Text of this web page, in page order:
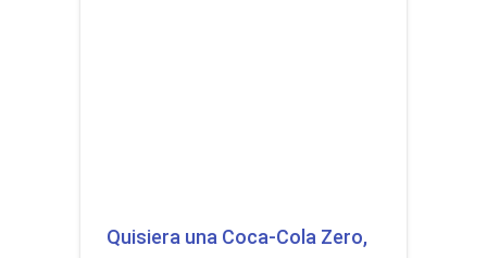
Quisiera una Coca-Cola Zero,